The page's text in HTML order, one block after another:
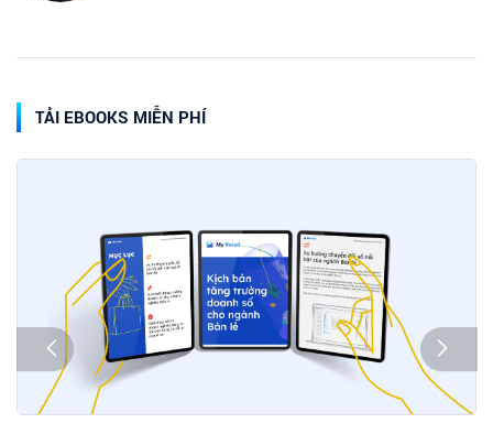
TẢI EBOOKS MIỄN PHÍ